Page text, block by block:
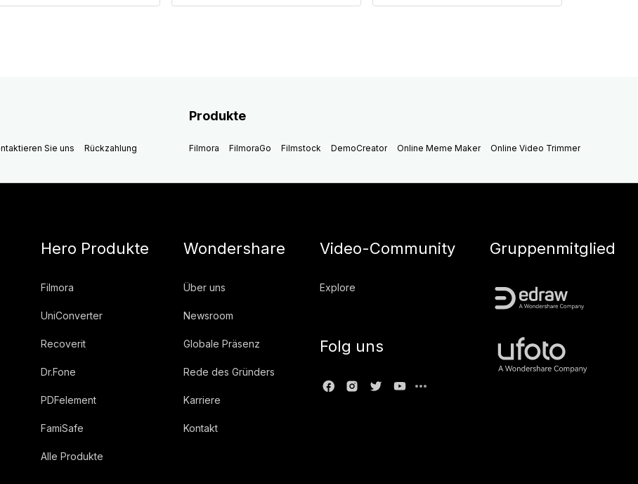
Sie uns Rückzahlung
Produkte
Filmora FilmoraGo Filmstock DemoCreator Online Meme Maker Online Video Trimmer
Hero Produkte
Filmora
UniConverter
Recoverit
Dr.Fone
PDFelement
FamiSafe
Alle Produkte
Wondershare
Über uns
Newsroom
Globale Präsenz
Rede des Gründers
Karriere
Kontakt
Video-Community
Explore
Folg uns
Gruppenmitglied